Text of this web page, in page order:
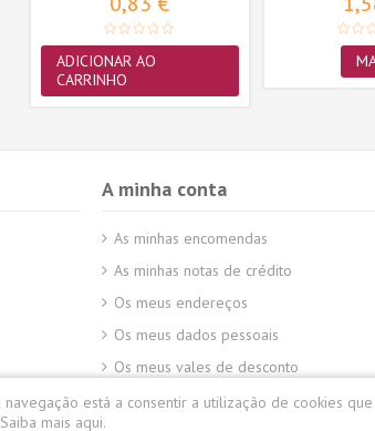
ADICIONAR AO
CARRINHO
A minha conta
As minhas encomendas
As minhas notas de crédito
Os meus endereços
Os meus dados pessoais
Os meus vales de desconto
navegação está a consentir a utilização de cookies
Saiba mais aqui.